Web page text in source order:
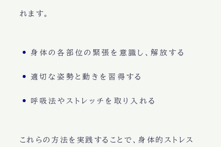
れます。
身体の各部位の緊張を意識し、解放する
適切な姿勢と動きを習得する
呼吸法やストレッチを取り入れる
これらの方法を実践することで、身体的ストレス